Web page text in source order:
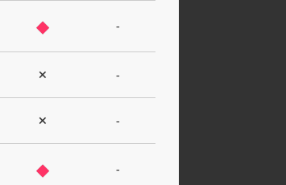
◆ -
✕ -
✕ -
◆ -